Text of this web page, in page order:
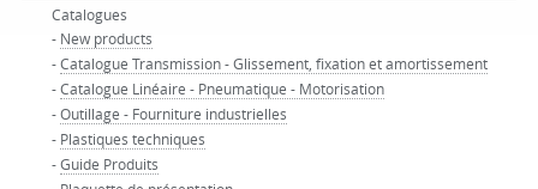
Catalogues
- New products
-Catalogue Transmission - Glissement, fixation et amortissement
-Catalogue Linéaire - Pneumatique - Motorisation
-Outillage - Fourniture industrielles
- Plastiques techniques
-Guide Produits